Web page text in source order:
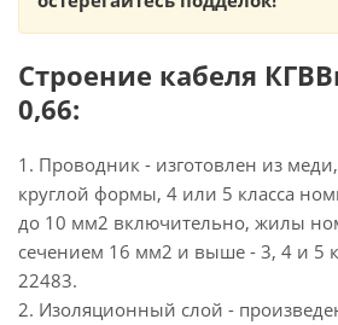
Строение кабеля
0,66:
1. Проводник - изготовлен из
круглой формы, 4 или 5 класса
до 10 мм2 включительно, жилы
сечением 16 мм2 и выше - 3, 4 и 5
22483.
2. Изоляционный слой -